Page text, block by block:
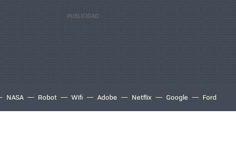
NASA Robot Wifi Adobe Netflix Google Ford